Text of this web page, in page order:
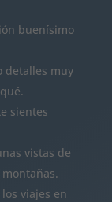
buenísimo
detalles muy
sientes
vistas de
viajes en